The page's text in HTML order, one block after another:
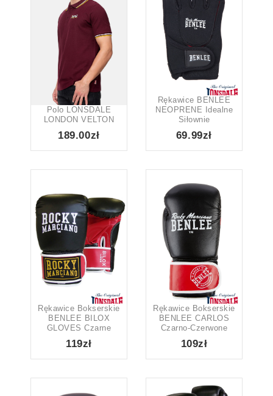
25 L 164
170 XXXL 12
5 1
4 11 1
7 1 11
Ilość na stronie
None 99 12
Show only products on sale In stock only
Polo LONSDALE
LONDON VELTON
189.00zł
Rękawice BENLEE
NEOPRENE Idealne
Siłownie
69.99zł
Rękawice Bokserskie
BENLEE BILOX
GLOVES Czarne
119zł
Rękawice Bokserskie
BENLEE CARLOS
Czarno-Czerwone
109zł